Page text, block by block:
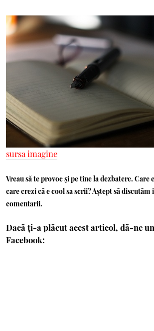
sursa imagine
Vreau să te provoc și pe tine la dezbatere.
care crezi că e cool sa scrii? Aștept să discutăm
comentarii.
Dacă ți-a plăcut acest articol, dă-ne
Facebook: